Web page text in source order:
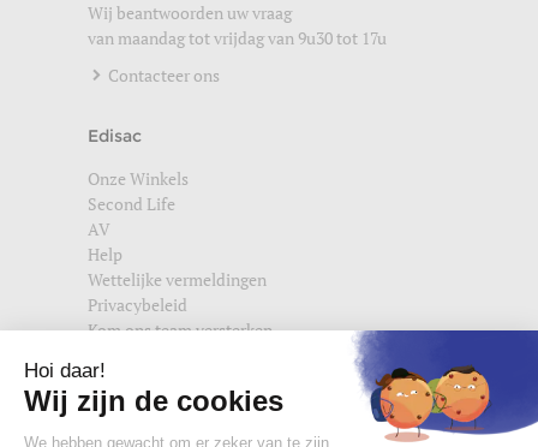
Wij beantwoorden uw vraag
van maandag tot vrijdag van 9u30 tot 17u
Contacteer ons
Edisac
Onze Winkels
Second Life
AV
Help
Wettelijke vermeldingen
Privacybeleid
Kom ons team versterken
Vind ons ook terug opedisac.com enedisac.nl.